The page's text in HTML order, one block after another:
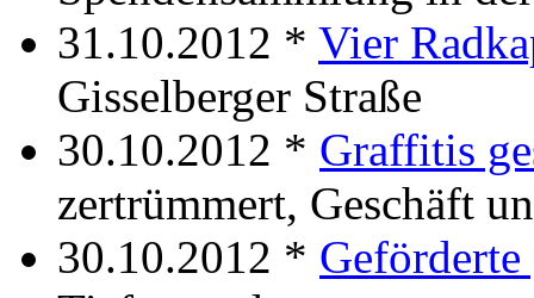
31.10.2012 * Vier
Gisselberger Straße
30.10.2012 * Graffitis
zertrümmert, Geschäft
30.10.2012 * Geförderte